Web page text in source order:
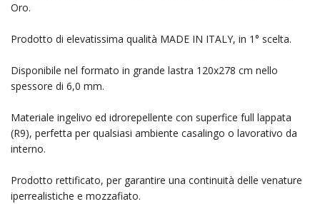
Oro.
Prodotto di elevatissima qualità MADE IN ITALY, in 1° scelta.
Disponibile nel formato in grande lastra 120x278 cm nello
spessore di 6,0 mm.
Materiale ingelivo ed idrorepellente con superfice full lappata
(R9), perfetta per qualsiasi ambiente casalingo o lavorativo da
interno.
Prodotto rettificato, per garantire una continuità delle venature
iperrealistiche e mozzafiato.